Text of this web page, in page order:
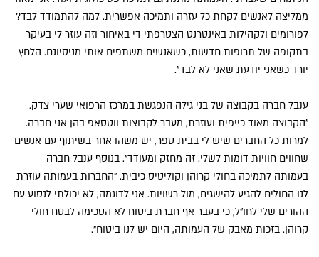
ממליצה לאנשים לקחת כל עזרה ותמיכה אפשרית. למה להתמודד לבד?
לפורומים ולקהילות באינטרנט הצטרפתי די באיחור וזה עוזר לי בעיקר
בתקופה של תרופות חדשות, כשאנשים משתפים אותי מניסיונם. הלחץ
יורד כשאני יודעת שאני לא לבד".
ענבל חברה בקבוצה של בני גילה הנפגשת במרכז הרפואי שערי צדק.
"הקבוצה מאוד כייפית ועוזרת, מעבר לקבוצות ווטסאפ בהן אני חברה.
למרות כל החברים שיש לי בבית ספר, יש משהו אחר בשיתוף עם אנשים
שחווים חוויות דומות לשלי. זה מחזק ומעודד". בנוסף ענבל חברה
בעמותה לתמיכה בחולי קרוהן וקוליטיס כיבית. "החברות בעמותה עוזרת
לנו החולים להגיע להישגים, מול רשויות. אני לדוגמה, לא יכולתי לנסוע עם
ההורים שלי לחו"ל, כי בעבר אף חברת ביטוח לא הסכימה לבטח חולי
קרוהן. בזכות מאבק של העמותה, היום יש לנו ביטוח".